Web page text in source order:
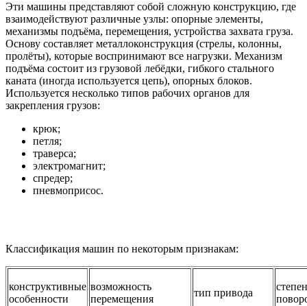
Эти машины представляют собой сложную конструкцию, где
взаимодействуют различные узлы: опорные элементы,
механизмы подъёма, перемещения, устройства захвата груза.
Основу составляет металлоконструкция (стрелы, колонны,
пролёты), которые воспринимают все нагрузки. Механизм
подъёма состоит из грузовой лебёдки, гибкого стального
каната (иногда используется цепь), опорных блоков.
Используется несколько типов рабочих органов для
закрепления грузов:
крюк;
петля;
траверса;
электромагнит;
спредер;
пневмоприсос.
Классификация машин по некоторым признакам:
конструктивные
особенности
возможность
перемещения
тип привода